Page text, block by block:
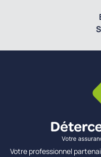
Votre professionnel